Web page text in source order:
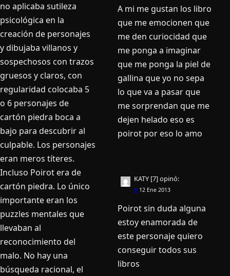
no aplicaba sutileza
psicológica en la
creación de personajes
y dibujaba villanos y
sospechosos con trazos
gruesos y claros, con
regularidad colocaba 5
o 6 personajes de
cartón piedra boca a
bajo para descubrir al
culpable. Los personajes
eran meros títeres.
Incluso Poirot era de
cartón piedra. Lo único
importante eran los
puzzles mentales que
llevaban al
reconocimiento del
malo. No hay una
búsqueda racional, el
A mi me gustan los libro
que me emocionen que
me den curiocidad que
me ponga a imaginar
que me ponga la piel de
gallina que yo no sepa
lo que va a pasar que
me sorprendan que me
dejen helado eso es
poirot por eso lo amo
KATY [7]opinó:
#12 Ene 2013
Poirot sin duda alguna
estoy enamorada de
este personaje quiero
conseguir todos sus
libros